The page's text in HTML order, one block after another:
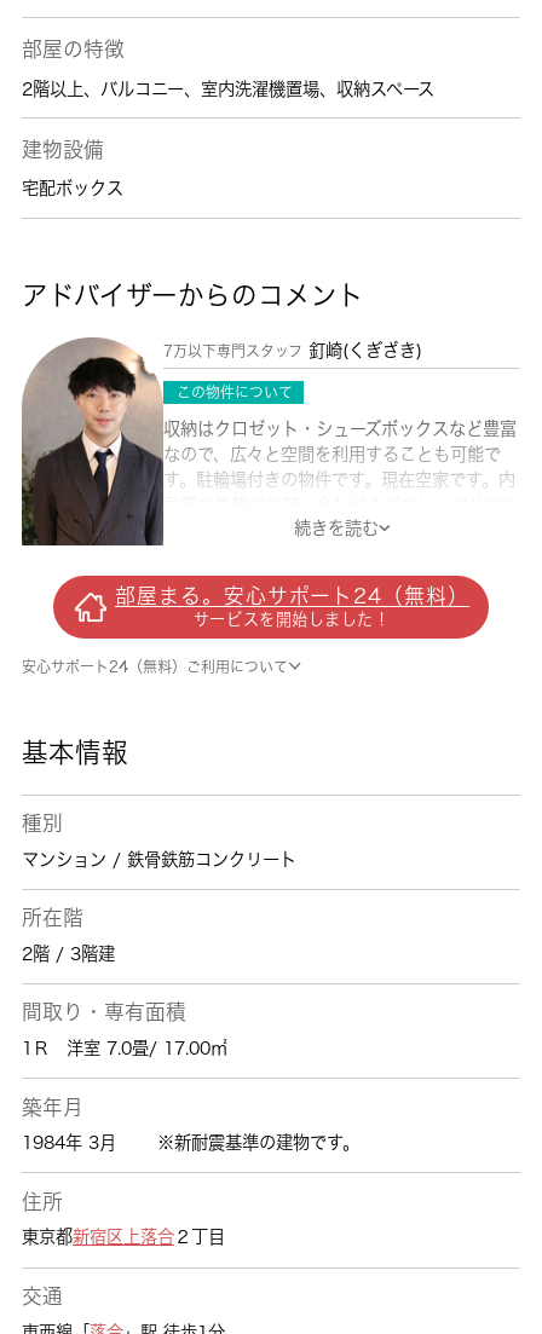
部屋の特徴
2階以上、 バルコニー、 室内洗濯機置場、 収納スペース
建物設備
宅配ボックス
アドバイザーからのコメント
7万以下専門スタッフ 釘崎(くぎざき)
この物件について
収納はクロゼット・シューズボックスなど豊富
なので、広々と空間を利用することも可能で
す。駐輪場付きの物件です。現在空家です。内
ー付きの物件で、用途に合わせて活用できおす
暮らせるお住まいです。生活する上でもっとも
大切な住環境。新宿区エリアや東西線落合付近
であなたのライフスタイルに合ったお部屋をご
紹介致します。
続きを読む
部屋まる。安心サポート24（無料）
サービスを開始しました！
安心サポート24（無料）ご利用について
基本情報
種別
マンション / 鉄骨鉄筋コンクリート
所在階
2階 / 3階建
間取り・専有面積
1Ｒ 洋室 7.0畳/ 17.00㎡
築年月
1984年 3月 ※新耐震基準の建物です。
住所
東京都新宿区 上落合２丁目
交通